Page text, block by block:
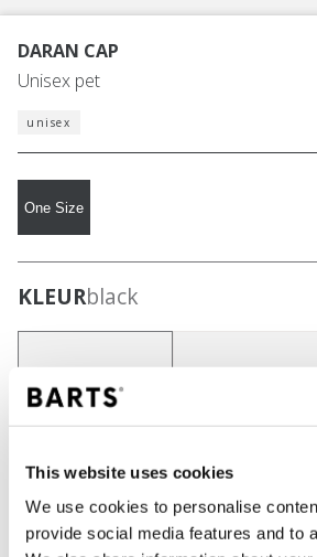
This website uses cookies
We use cookies to personalise
provide social media features and to
DARAN CAP
Unisex pet
unisex
One Size
KLEURblack